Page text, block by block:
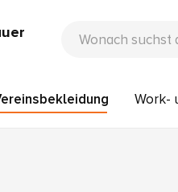
Work-